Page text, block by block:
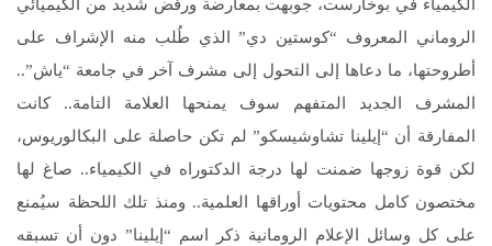
الكيمياء في بوخارست، جوبهت بمعارضة ورفض شديد من الكيميائي
الروماني المعروف “كوستين دي” الذي طُلب منه الإشراف على
أطروحتها، ما دعاها إلى التحول إلى مشرف آخر في جامعة “ياش”..
المشرف الجديد المتفهم سوف يمنحها العلامة التامة.. كانت
المفارقة أن “إيلينا تشاوشيسكو” لم تكن حاصلة على البكالوريوس،
لكن قوة زوجها ضمنت لها درجة الدكتوراه في الكيمياء.. صاغ لها
مختصون كامل محتويات أوراقها العلمية.. ومنذ تلك اللحظة سيُمنع
على كل وسائل الإعلام الرومانية ذكر اسم “إيلينا” دون أن تسبقه